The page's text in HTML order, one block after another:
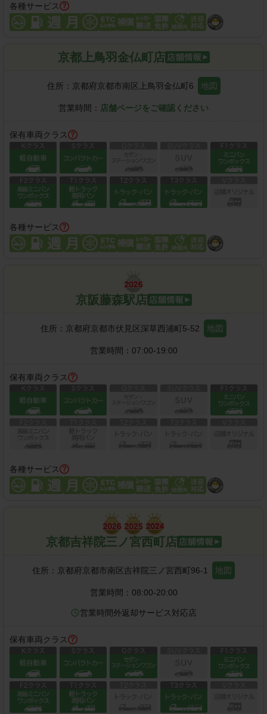
各種サービス
京都上鳥羽金仏町店
住所： 京都府京都市南区上鳥羽金仏町6 地図
営業時間： 店舗ページをご確認ください
保有車両クラス
各種サービス
京阪藤森駅店
住所： 京都府京都市伏見区深草西浦町5-52 地図
営業時間： 07:00-19:00
保有車両クラス
各種サービス
京都吉祥院三ノ宮西町店
住所： 京都府京都市南区吉祥院三ノ宮西町96-1 地図
営業時間： 08:00-20:00
営業時間外返却サービス対応店
保有車両クラス